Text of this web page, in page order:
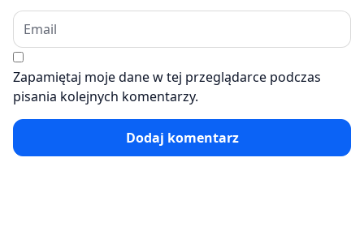
Zapamiętaj moje dane w tej przeglądarce podczas
pisania kolejnych komentarzy.
Dodaj komentarz